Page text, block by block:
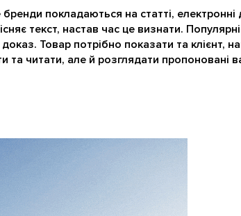
покладаються на статті, електронні
текст, настав час це визнати.
Товар потрібно показати та клієнт,
та читати, але й розглядати пропоновані